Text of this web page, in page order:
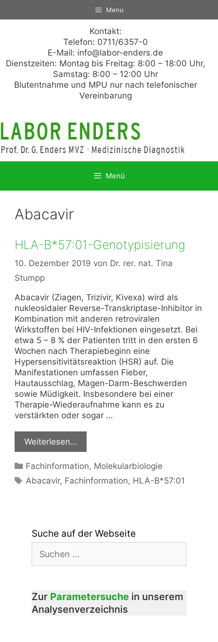
Menu
Kontakt:
Telefon: 0711/6357-0
E-Mail: info@labor-enders.de
Dienstzeiten: Montag bis Freitag: 8:00 – 18:00 Uhr,
Samstag: 8:00 – 12:00 Uhr
Blutentnahme und MPU nur nach telefonischer
Vereinbarung
Menü
Abacavir
HLA-B*57:01-Genotypisierung
10. Dezember 2019 von Dr. rer. nat. Tina
Stumpp
Abacavir (Ziagen, Trizivir, Kivexa) wird als
nukleosidaler Reverse-Transkriptase-Inhibitor in
Kombination mit anderen retroviralen
Wirkstoffen bei HIV-Infektionen eingesetzt. Bei
etwa 5 – 8 % der Patienten tritt in den ersten 6
Wochen nach Therapiebeginn eine
Hypersensitivitätsreaktion (HSR) auf. Die
Manifestationen umfassen Fieber,
Hautausschlag, Magen-Darm-Beschwerden
sowie Müdigkeit. Insbesondere bei einer
Therapie-Wiederaufnahme kann es zu
verstärkten oder sogar …
Weiterlesen…
Kategorien
Fachinformation, Molekularbiologie
Schlagwörter
Abacavir, Fachinformation, HLA-B*57:01
Suche auf der Webseite
nach:
Zur Parametersuche in unserem
Analysenverzeichnis